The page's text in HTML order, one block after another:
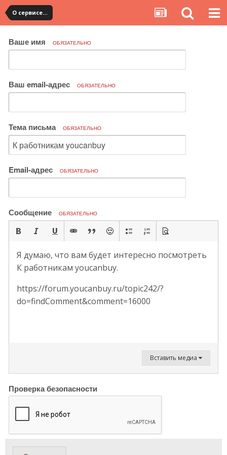
О сервисе, сайте и форуме
Ваше имя ОБЯЗАТЕЛЬНО
Ваш email-адрес ОБЯЗАТЕЛЬНО
Тема письма ОБЯЗАТЕЛЬНО
Email-адрес ОБЯЗАТЕЛЬНО
Сообщение ОБЯЗАТЕЛЬНО
Я думаю, что вам будет интересно посмотреть
К работникам youcanbuy.
https://forum.youcanbuy.ru/topic242/?
do=findComment&comment=16000
Вставить медиа
Проверка безопасности